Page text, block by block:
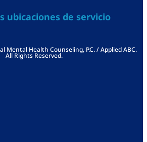
ubicaciones de servicio
Mental Health Counseling, P.C. / Applied ABC.
All Rights Reserved.